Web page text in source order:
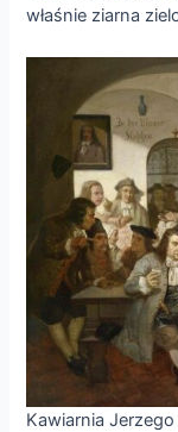
właśnie ziarna
Kawiarnia